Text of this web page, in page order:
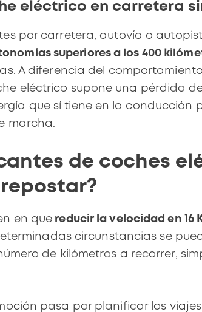
eléctrico en carretera
por carretera, autovía o
superiores a los 400
A diferencia del
eléctrico supone una pérdida
que sí tiene en la conducción
marcha.
de coches
en que reducir la velocidad en 16
circunstancias se
de kilómetros a recorrer,
pasa por planificar los